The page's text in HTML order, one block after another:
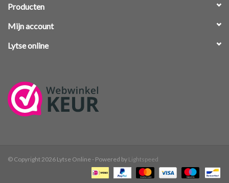
Producten
Mijn account
Lytse online
© Copyright 2026 Lytse Online - Powered by Lightspeed